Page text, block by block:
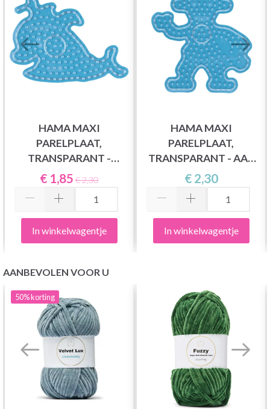
HAMA MAXI
PARELPLAAT,
TRANSPARANT -
WALVIS 8209
€ 1,85 € 2,30
In winkelwagentje
HAMA MAXI
PARELPLAAT,
TRANSPARANT - AAP
8211
€ 2,30
In winkelwagentje
AANBEVOLEN VOOR U
50%korting